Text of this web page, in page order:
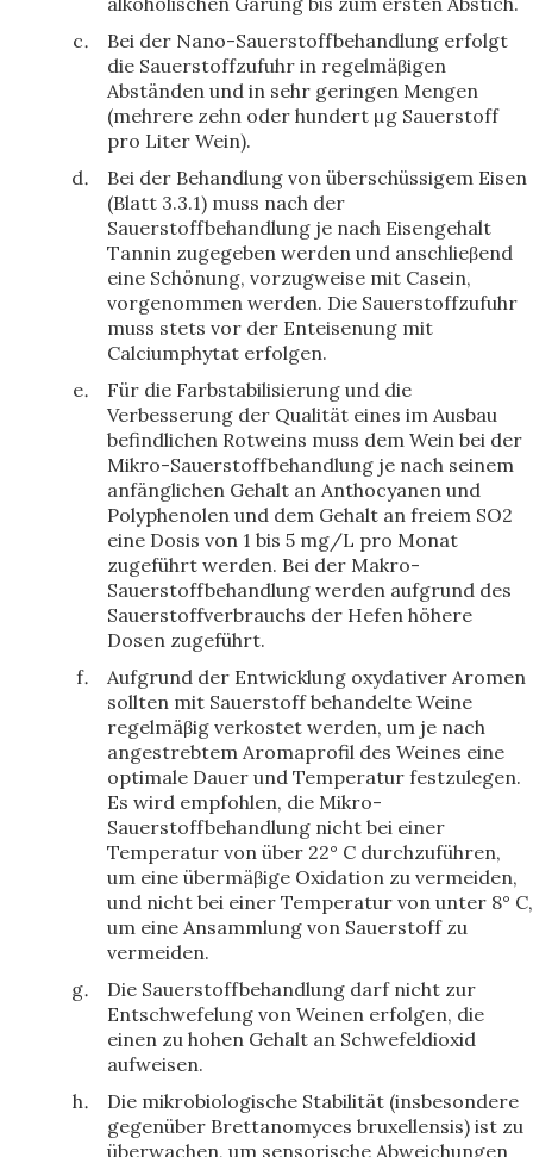
Bei der Nano-Sauerstoffbehandlung erfolgt
die Sauerstoffzufuhr in regelmäβigen
Abständen und in sehr geringen Mengen
(mehrere zehn oder hundert µg Sauerstoff
pro Liter Wein).
Bei der Behandlung von überschüssigem Eisen
(Blatt 3.3.1) muss nach der
Sauerstoffbehandlung je nach Eisengehalt
Tannin zugegeben werden und anschlieβend
eine Schönung, vorzugweise mit Casein,
vorgenommen werden. Die Sauerstoffzufuhr
muss stets vor der Enteisenung mit
Calciumphytat erfolgen.
Für die Farbstabilisierung und die
Verbesserung der Qualität eines im Ausbau
befindlichen Rotweins muss dem Wein bei der
Mikro-Sauerstoffbehandlung je nach seinem
anfänglichen Gehalt an Anthocyanen und
Polyphenolen und dem Gehalt an freiem SO2
eine Dosis von 1 bis 5 mg/L pro Monat
zugeführt werden. Bei der Makro-
Sauerstoffbehandlung werden aufgrund des
Sauerstoffverbrauchs der Hefen höhere
Dosen zugeführt.
Aufgrund der Entwicklung oxydativer Aromen
sollten mit Sauerstoff behandelte Weine
regelmäβig verkostet werden, um je nach
angestrebtem Aromaprofil des Weines eine
optimale Dauer und Temperatur festzulegen.
Es wird empfohlen, die Mikro-
Sauerstoffbehandlung nicht bei einer
Temperatur von über 22° C durchzuführen,
um eine übermäβige Oxidation zu vermeiden,
und nicht bei einer Temperatur von unter 8° C,
um eine Ansammlung von Sauerstoff zu
vermeiden.
Die Sauerstoffbehandlung darf nicht zur
Entschwefelung von Weinen erfolgen, die
einen zu hohen Gehalt an Schwefeldioxid
aufweisen.
Die mikrobiologische Stabilität (insbesondere
gegenüber Brettanomyces bruxellensis) ist zu
überwachen, um sensorische Abweichungen